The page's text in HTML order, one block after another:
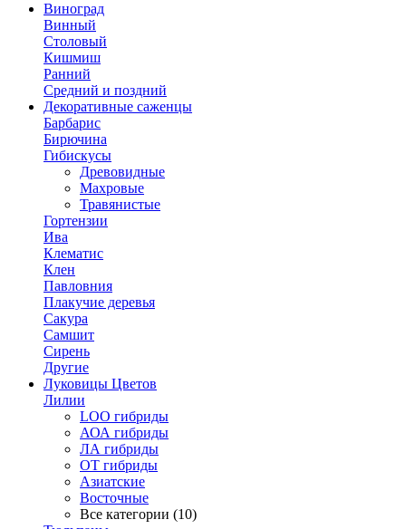
Виноград
Винный
Столовый
Кишмиш
Ранний
Средний и поздний
Декоративные саженцы
Барбарис
Бирючина
Гибискусы
Древовидные
Махровые
Травянистые
Гортензии
Ива
Клематис
Клен
Павловния
Плакучие деревья
Сакура
Самшит
Сирень
Другие
Луковицы Цветов
Лилии
LOO гибриды
АОА гибриды
ЛА гибриды
ОТ гибриды
Азиатские
Восточные
Все категории (10)